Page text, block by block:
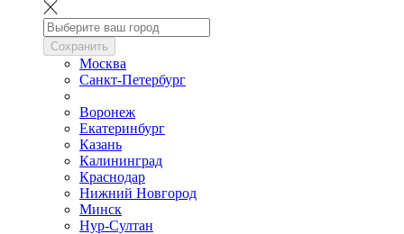
Сохранить
Москва
Санкт-Петербург
Воронеж
Екатеринбург
Казань
Калининград
Краснодар
Нижний Новгород
Минск
Нур-Султан